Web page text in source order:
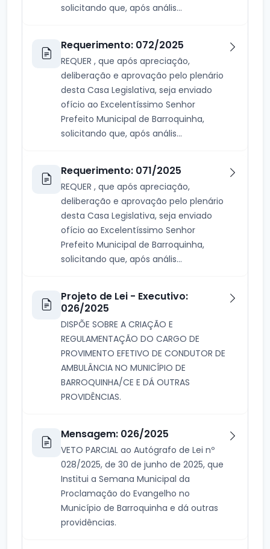
solicitando que, após anális...
Requerimento: 072/2025
REQUER , que após apreciação,
deliberação e aprovação pelo plenário
desta Casa Legislativa, seja enviado
ofício ao Excelentíssimo Senhor
Prefeito Municipal de Barroquinha,
solicitando que, após anális...
Requerimento: 071/2025
REQUER , que após apreciação,
deliberação e aprovação pelo plenário
desta Casa Legislativa, seja enviado
ofício ao Excelentíssimo Senhor
Prefeito Municipal de Barroquinha,
solicitando que, após anális...
Projeto de Lei - Executivo:
026/2025
DISPÕE SOBRE A CRIAÇÃO E
REGULAMENTAÇÃO DO CARGO DE
PROVIMENTO EFETIVO DE CONDUTOR DE
AMBULÂNCIA NO MUNICÍPIO DE
BARROQUINHA/CE E DÁ OUTRAS
PROVIDÊNCIAS.
Mensagem: 026/2025
VETO PARCIAL ao Autógrafo de Lei nº
028/2025, de 30 de junho de 2025, que
Institui a Semana Municipal da
Proclamação do Evangelho no
Município de Barroquinha e dá outras
providências.